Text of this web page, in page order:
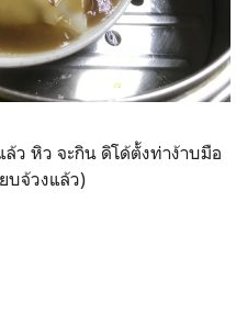
ว หิว จะกิน ดิโด้ตั้งท่าง้าบมือ
ยบจ้วงแล้ว)